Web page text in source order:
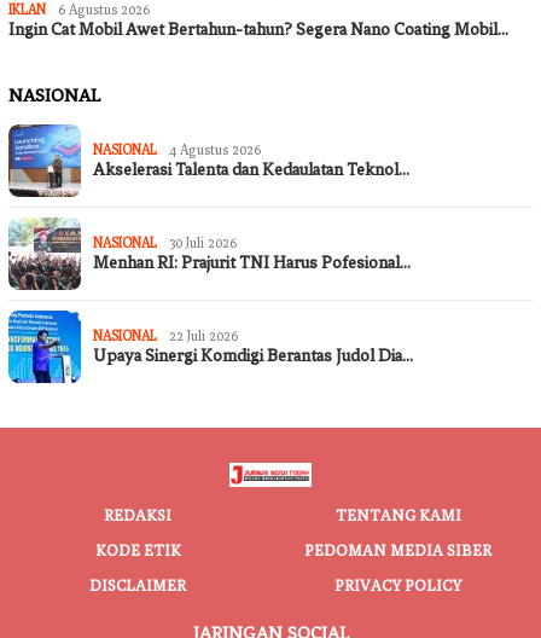
IKLAN 6 Agustus 2026
Ingin Cat Mobil Awet Bertahun-tahun? Segera Nano Coating Mobil…
NASIONAL
NASIONAL 4 Agustus 2026
Akselerasi Talenta dan Kedaulatan Teknol…
NASIONAL 30 Juli 2026
Menhan RI: Prajurit TNI Harus Pofesional…
NASIONAL 22 Juli 2026
Upaya Sinergi Komdigi Berantas Judol Dia…
REDAKSI
TENTANG KAMI
KODE ETIK
PEDOMAN MEDIA SIBER
DISCLAIMER
PRIVACY POLICY
JARINGAN SOCIAL